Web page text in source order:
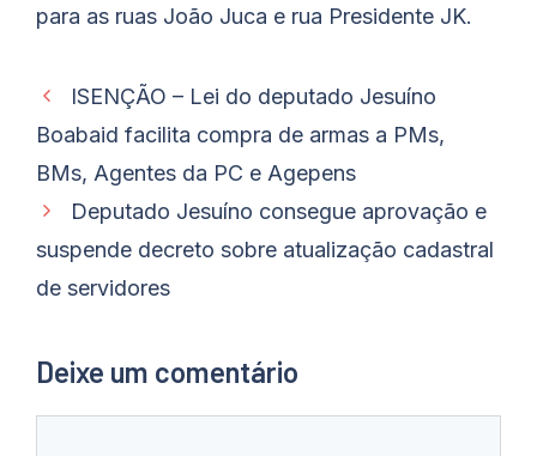
para as ruas João Juca e rua Presidente JK.
ISENÇÃO – Lei do deputado Jesuíno
Boabaid facilita compra de armas a PMs,
BMs, Agentes da PC e Agepens
Deputado Jesuíno consegue aprovação e
suspende decreto sobre atualização cadastral
de servidores
Deixe um comentário